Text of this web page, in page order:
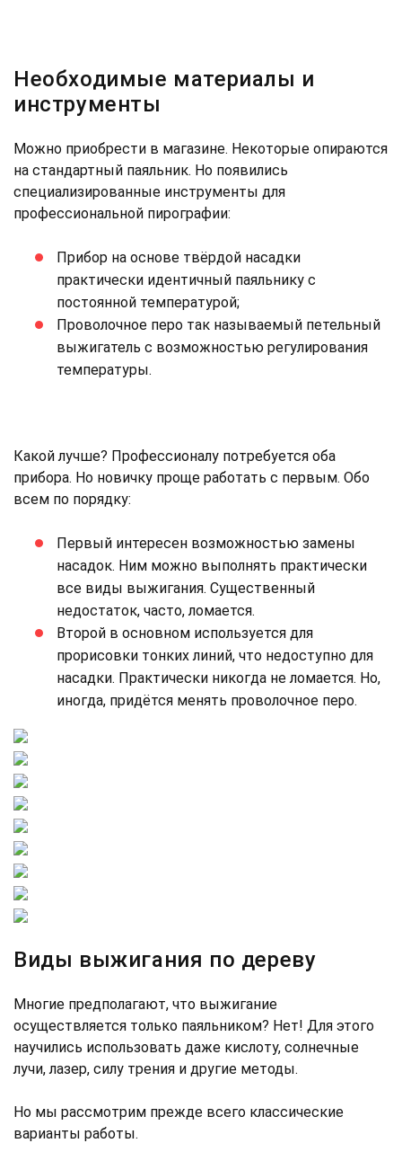
Необходимые материалы и
инструменты
Можно приобрести в магазине. Некоторые опираются
на стандартный паяльник. Но появились
специализированные инструменты для
профессиональной пирографии:
Прибор на основе твёрдой насадки
практически идентичный паяльнику с
постоянной температурой;
Проволочное перо так называемый петельный
выжигатель с возможностью регулирования
температуры.
Какой лучше? Профессионалу потребуется оба
прибора. Но новичку проще работать с первым. Обо
всем по порядку:
Первый интересен возможностью замены
насадок. Ним можно выполнять практически
все виды выжигания. Существенный
недостаток, часто, ломается.
Второй в основном используется для
прорисовки тонких линий, что недоступно для
насадки. Практически никогда не ломается. Но,
иногда, придётся менять проволочное перо.
Виды выжигания по дереву
Многие предполагают, что выжигание
осуществляется только паяльником? Нет! Для этого
научились использовать даже кислоту, солнечные
лучи, лазер, силу трения и другие методы.
Но мы рассмотрим прежде всего классические
варианты работы.